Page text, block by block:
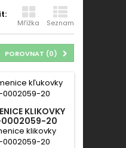
Mřížka Seznam
POROVNAT (0)
KLIKOVKY
20
klikovky
0002059-20